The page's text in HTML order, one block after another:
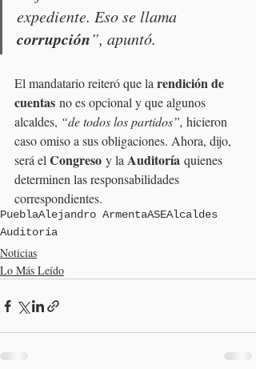
expediente. Eso se llama
corrupción”, apuntó.
El mandatario reiteró que la rendición de
cuentas no es opcional y que algunos
alcaldes, “de todos los partidos”, hicieron
caso omiso a sus obligaciones. Ahora, dijo,
será el Congreso y la Auditoría quienes
determinen las responsabilidades
correspondientes.
PueblaAlejandro ArmentaASEAlcaldes
Auditoría
Noticias
Lo Más Leído